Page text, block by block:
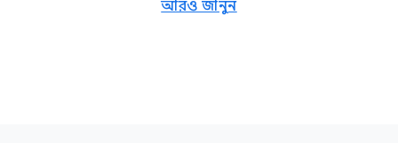
আরও জানুন